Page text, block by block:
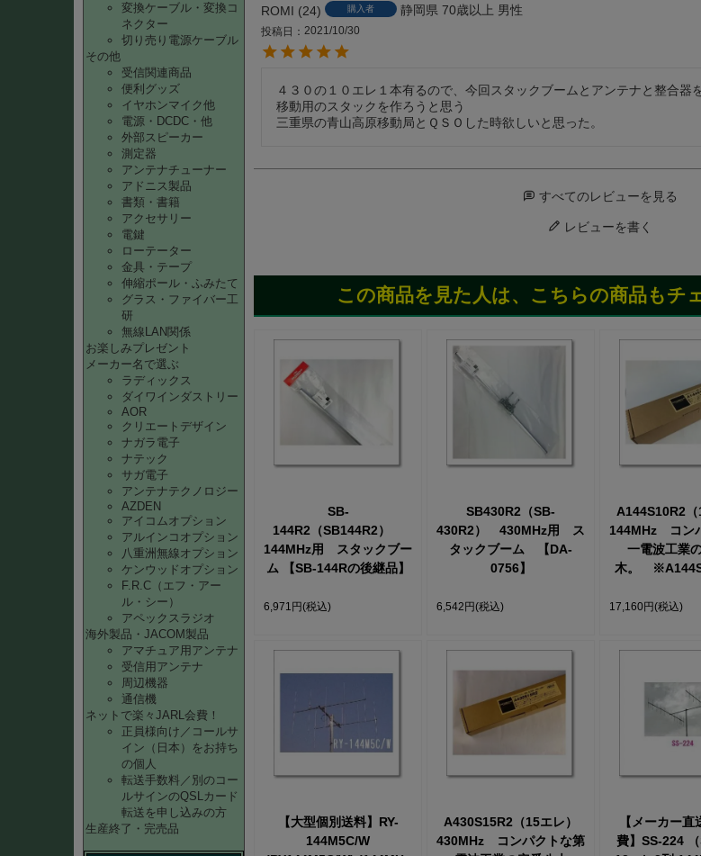
変換ケーブル・変換コ
ネクター
切り売り電源ケーブル
その他
受信関連商品
便利グッズ
イヤホンマイク他
電源・DCDC・他
外部スピーカー
測定器
アンテナチューナー
アドニス製品
書類・書籍
アクセサリー
電鍵
ローテーター
金具・テープ
伸縮ポール・ふみたて
グラス・ファイバー工
研
無線LAN関係
お楽しみプレゼント
メーカー名で選ぶ
ラディックス
ダイワインダストリー
AOR
クリエートデザイン
ナガラ電子
ナテック
サガ電子
アンテナテクノロジー
AZDEN
アイコムオプション
アルインコオプション
八重洲無線オプション
ケンウッドオプション
F.R.C（エフ・アー
ル・シー）
アペックスラジオ
海外製品・JACOM製品
アマチュア用アンテナ
受信用アンテナ
周辺機器
通信機
ネットで楽々JARL会費！
正員様向け／コールサ
イン（日本）をお持ち
の個人
転送手数料／別のコー
ルサインのQSLカード
転送を申し込みの方
生産終了・完売品
ROMI 24 購入者 静岡県 70歳以上 男性
投稿日 2021/10/30
４３０の１０エレ１本有るので、今回スタックブームとアンテナと整合器
移動用のスタックを作ろうと思う
三重県の青山高原移動局とＱＳＯした時欲しいと思った。
すべてのレビューを見る
レビューを書く
この商品を見た人は、こちらの商品もチ
SB-
144R2（SB144R2）
144MHz用 スタックブー
ム 【SB-144Rの後継品】
6,971円(税込)
SB430R2（SB-
430R2） 430MHz用 ス
タックブーム 【DA-
0756】
6,542円(税込)
A144S10R2（
144MHz コン
一電波工業
木。
せん
17,160円(税込)
【大型個別送料】RY-
144M5C/W
A430S15R2（15エレ）
430MHz コンパクトな第
【メーカー直
費】SS-224 （